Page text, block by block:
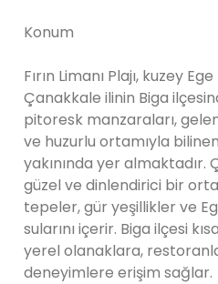
Konum
Fırın Limanı Plajı, kuzey
Çanakkale ilinin Biga
pitoresk manzaraları,
ve huzurlu ortamıyla
yakınında yer
güzel ve dinlendirici bir
tepeler, gür yeşillikler ve
sularını içerir. Biga ilçesi
yerel olanaklara,
deneyimlere erişim sağlar.